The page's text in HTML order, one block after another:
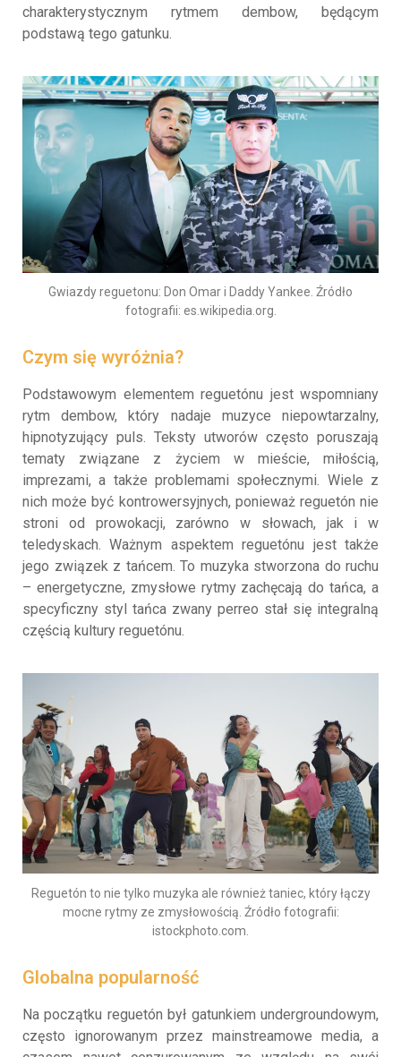
charakterystycznym rytmem dembow, będącym
podstawą tego gatunku.
Gwiazdy reguetonu: Don Omar i Daddy Yankee. Źródło
fotografii: es.wikipedia.org.
Czym się wyróżnia?
Podstawowym elementem reguetónu jest wspomniany
rytm dembow, który nadaje muzyce niepowtarzalny,
hipnotyzujący puls. Teksty utworów często poruszają
tematy związane z życiem w mieście, miłością,
imprezami, a także problemami społecznymi. Wiele z
nich może być kontrowersyjnych, ponieważ reguetón nie
stroni od prowokacji, zarówno w słowach, jak i w
teledyskach. Ważnym aspektem reguetónu jest także
jego związek z tańcem. To muzyka stworzona do ruchu
– energetyczne, zmysłowe rytmy zachęcają do tańca, a
specyficzny styl tańca zwany perreo stał się integralną
częścią kultury reguetónu.
Reguetón to nie tylko muzyka ale również taniec, który łączy
mocne rytmy ze zmysłowością. Źródło fotografii:
istockphoto.com.
Globalna popularność
Na początku reguetón był gatunkiem undergroundowym,
często ignorowanym przez mainstreamowe media, a